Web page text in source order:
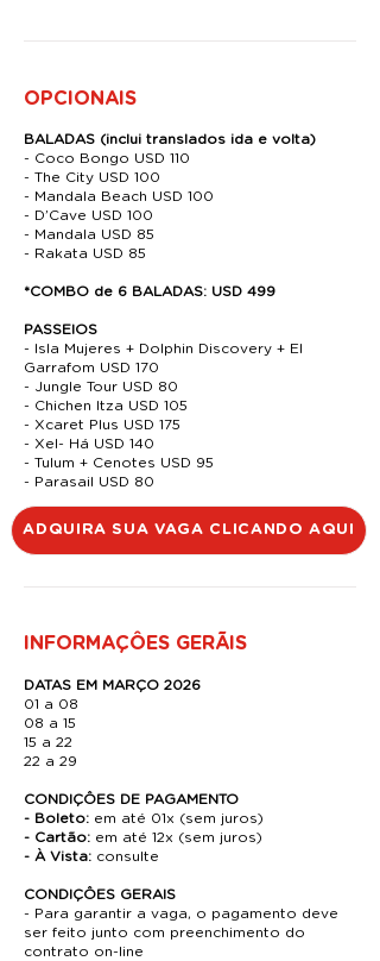
ADQUIRA SUA VAGA CLICANDO AQUI
OPCIONAIS
BALADAS (inclui translados ida e volta)
- Coco Bongo USD 110
- The City USD 100
- Mandala Beach USD 100
- D’Cave USD 100
- Mandala USD 85
- Rakata USD 85
*COMBO de 6 BALADAS: USD 499
PASSEIOS
- Isla Mujeres + Dolphin Discovery + El
Garrafom USD 170
- Jungle Tour USD 80
- Chichen Itza USD 105
- Xcaret Plus USD 175
- Xel- Há USD 140
- Tulum + Cenotes USD 95
- Parasail USD 80
INFORMAÇÔES GERÃIS
DATAS EM MARÇO 2026
01 a 08
08 a 15
15 a 22
22 a 29
CONDIÇÔES DE PAGAMENTO
- Boleto: em até 01x (sem juros)
- Cartão: em até 12x (sem juros)
- À Vista: consulte
CONDIÇÔES GERAIS
- Para garantir a vaga, o pagamento deve
ser feito junto com preenchimento do
contrato on-line